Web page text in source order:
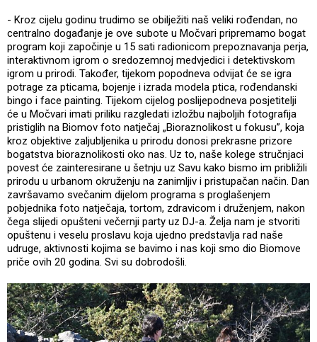
- Kroz cijelu godinu trudimo se obilježiti naš veliki rođendan, no
centralno događanje je ove subote u Močvari pripremamo bogat
program koji započinje u 15 sati radionicom prepoznavanja perja,
interaktivnom igrom o sredozemnoj medvjedici i detektivskom
igrom u prirodi. Također, tijekom popodneva odvijat će se igra
potrage za pticama, bojenje i izrada modela ptica, rođendanski
bingo i face painting. Tijekom cijelog poslijepodneva posjetitelji
će u Močvari imati priliku razgledati izložbu najboljih fotografija
pristiglih na Biomov foto natječaj „Bioraznolikost u fokusu”, koja
kroz objektive zaljubljenika u prirodu donosi prekrasne prizore
bogatstva bioraznolikosti oko nas. Uz to, naše kolege stručnjaci
povest će zainteresirane u šetnju uz Savu kako bismo im približili
prirodu u urbanom okruženju na zanimljiv i pristupačan način. Dan
završavamo svečanim dijelom programa s proglašenjem
pobjednika foto natječaja, tortom, zdravicom i druženjem, nakon
čega slijedi opušteni večernji party uz DJ-a. Želja nam je stvoriti
opuštenu i veselu proslavu koja ujedno predstavlja rad naše
udruge, aktivnosti kojima se bavimo i nas koji smo dio Biomove
priče ovih 20 godina. Svi su dobrodošli.